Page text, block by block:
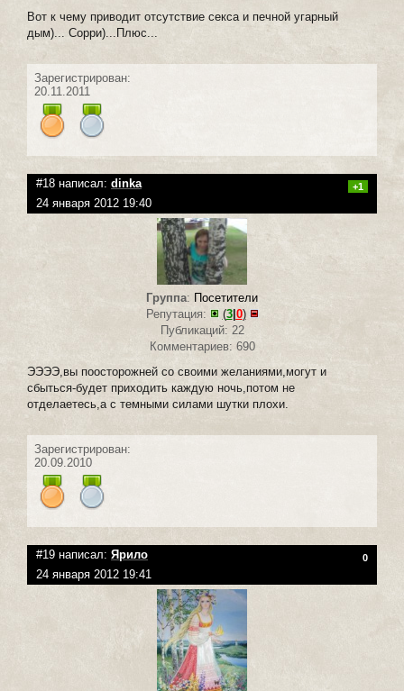
Вот к чему приводит отсутствие секса и печной угарный
дым)... Сорри)...Плюс...
Зарегистрирован:
20.11.2011
#18 написал: dinka +1
24 января 2012 19:40
Группа: Посетители
Репутация:
(3| 0)
Публикаций: 22
Комментариев: 690
ЭЭЭЭ,вы поосторожней со своими желаниями,могут и
сбыться-будет приходить каждую ночь,потом не
отделаетесь,а с темными силами шутки плохи.
Зарегистрирован:
20.09.2010
#19 написал: Ярило 0
24 января 2012 19:41